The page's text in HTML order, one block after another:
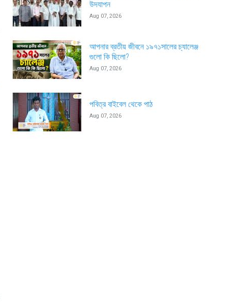
উদযাপন
Aug 07, 2026
আপনার ব্রতীয় জীবনে ১৯৭১সালের চ্যালেঞ্জ
গুলো কি ছিলো?
Aug 07, 2026
পবিত্র বাইবেল থেকে পাঠ
Aug 07, 2026